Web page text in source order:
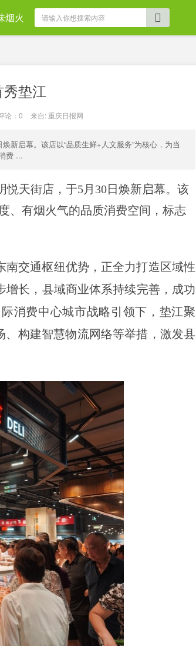
烟火
垫江
论：0 来自: 重庆日报网
启幕。该店以“品质生鲜+人文服务”为核心，为当
费 ...
天街店，于5月30日焕新启幕。该
、有烟火气的品质消费空间，标志
交通枢纽优势，正全力打造区域性
长，县域商业体系持续完善，成功
消费中心城市战略引领下，垫江聚
、构建智慧物流网络等举措，激发县